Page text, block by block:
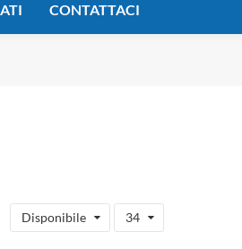
CONTATTACI
Disponibile 34